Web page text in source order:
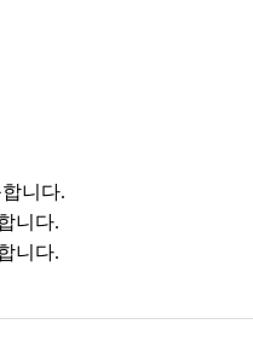
니다.
니다.
니다.